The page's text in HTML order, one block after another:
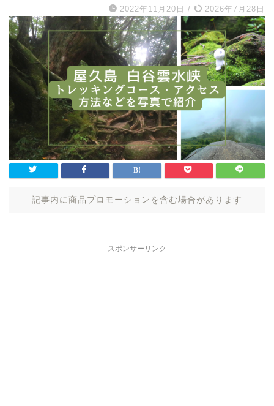
2022年11月20日 / 2026年7月28日
記事内に商品プロモーションを含む場合があります
スポンサーリンク